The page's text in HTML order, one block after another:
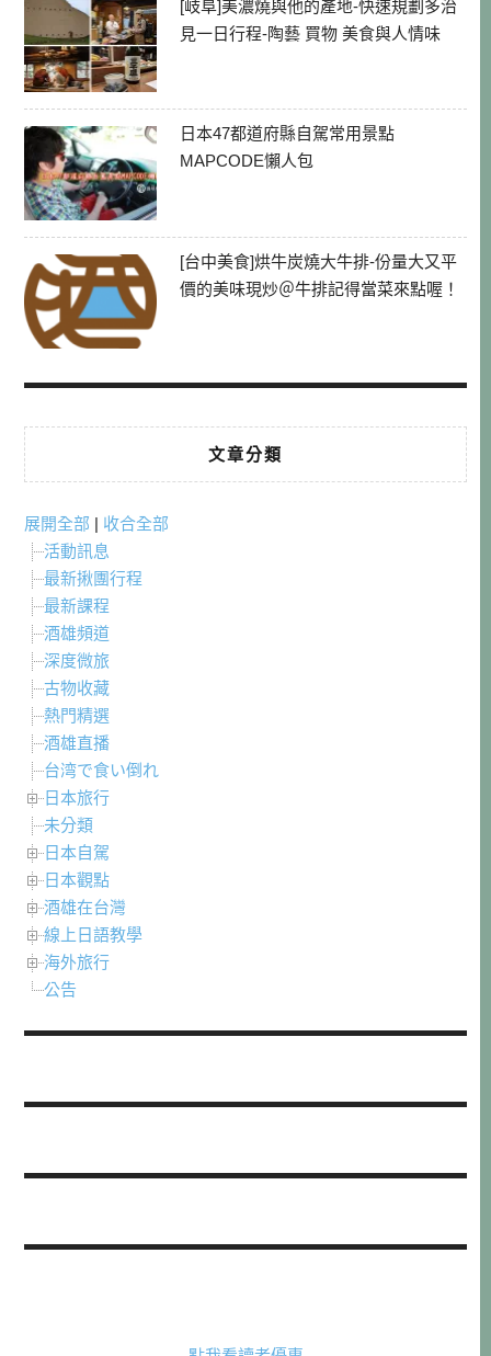
[岐阜]美濃燒與他的產地-快速規劃多治
見一日行程-陶藝 買物 美食與人情味
日本47都道府縣自駕常用景點
MAPCODE懶人包
[台中美食]烘牛炭燒大牛排-份量大又平
價的美味現炒＠牛排記得當菜來點喔！
文章分類
展開全部 | 收合全部
活動訊息
最新揪團行程
最新課程
酒雄頻道
深度微旅
古物收藏
熱門精選
酒雄直播
台湾で食い倒れ
日本旅行
未分類
日本自駕
日本觀點
酒雄在台灣
線上日語教學
海外旅行
公告